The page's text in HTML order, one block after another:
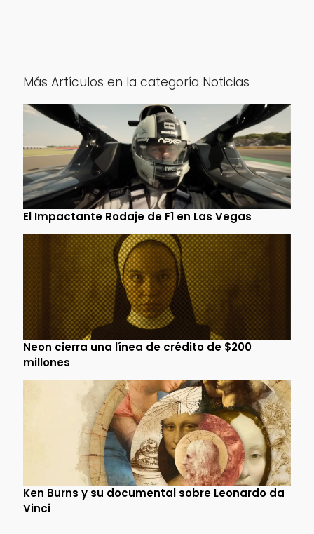
Más Artículos en la categoría Noticias
El Impactante Rodaje de F1 en Las Vegas
Neon cierra una línea de crédito de $200
millones
Ken Burns y su documental sobre Leonardo da
Vinci